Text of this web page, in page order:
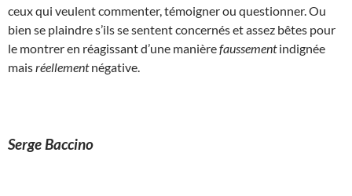
ceux qui veulent commenter, témoigner ou questionner. Ou
bien se plaindre s’ils se sentent concernés et assez bêtes pour
le montrer en réagissant d’une manièrefaussementindignée
maisréellementnégative.
Serge Baccino